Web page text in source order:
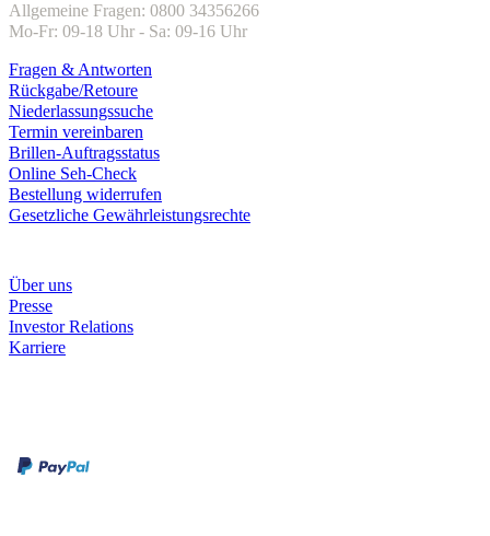
Allgemeine Fragen: 0800 34356266
Mo-Fr: 09-18 Uhr - Sa: 09-16 Uhr
Fragen & Antworten
Rückgabe/Retoure
Niederlassungssuche
Termin vereinbaren
Brillen-Auftragsstatus
Online Seh-Check
Bestellung widerrufen
Gesetzliche Gewährleistungsrechte
Über uns
Presse
Investor Relations
Karriere